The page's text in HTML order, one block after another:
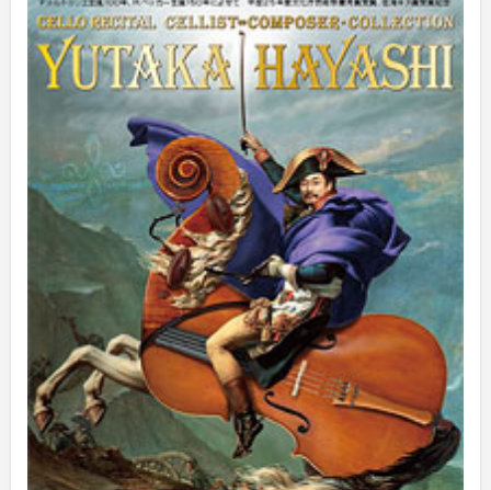
2025年5月 (5)
2025年3月 (1)
2025年2月
2025年1月 (3)
2024年12月
2024年11月
2024年10月 (5)
2024年9月 (6)